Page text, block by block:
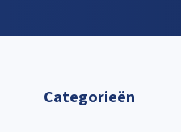
Categorieën